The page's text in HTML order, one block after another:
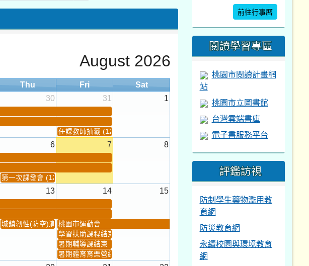
August 2026
Thu Fri
Sat
30 31 1
任課教師抽籤 (12:30~)...
6 7 8
第一次課發會 (12:30~)
13 14 15
城鎮韌性(防空)演習桃園市運動會
學習扶助課程結束
暑期輔導課結束
暑期體育育樂營結束
前往行事曆
閱讀學習專區
桃園市閱讀計畫網
站
桃園市立圖書館
台灣雲端書庫
電子書服務平台
評鑑訪視
防制學生藥物濫用教
育網
防災教育網
永續校園與環境教育
網